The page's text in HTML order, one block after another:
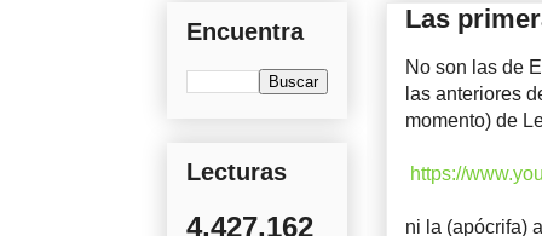
Las
No son las de
las anteriores
momento) de
https://
ni la (apócrifa)
Encuentra
Lecturas
4,427,162